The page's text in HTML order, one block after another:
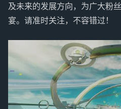
及未来的发展方向，为广大粉
宴。请准时关注，不容错过！